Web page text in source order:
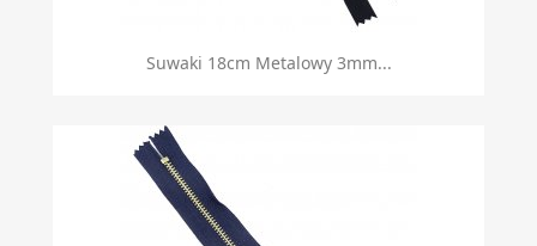
Suwaki 18cm Metalowy 3mm...